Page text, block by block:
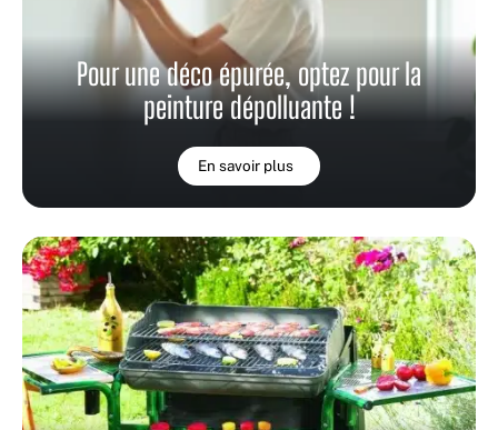
Pour une déco épurée, optez pour la
peinture dépolluante !
En savoir plus